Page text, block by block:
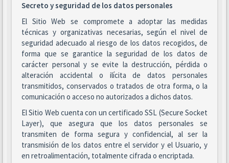
Secreto y seguridad de los datos personales
El Sitio Web se compromete a adoptar las medidas
técnicas y organizativas necesarias, según el nivel de
seguridad adecuado al riesgo de los datos recogidos, de
forma que se garantice la seguridad de los datos de
carácter personal y se evite la destrucción, pérdida o
alteración accidental o ilícita de datos personales
transmitidos, conservados o tratados de otra forma, o la
comunicación o acceso no autorizados a dichos datos.
El Sitio Web cuenta con un certificado SSL (Secure Socket
Layer), que asegura que los datos personales se
transmiten de forma segura y confidencial, al ser la
transmisión de los datos entre el servidor y el Usuario, y
en retroalimentación, totalmente cifrada o encriptada.